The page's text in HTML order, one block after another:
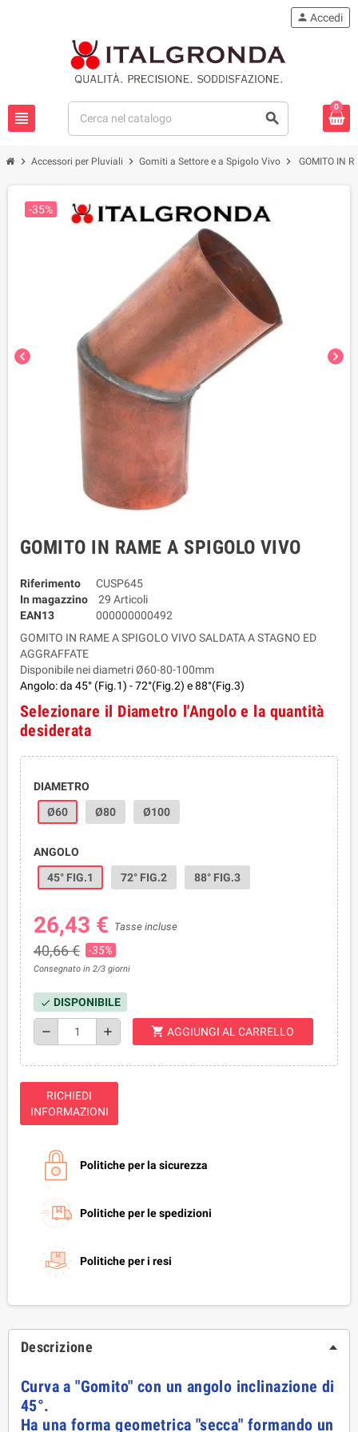
view_headline search
person Accedi
0
chevron_right Accessori per Pluviali chevron_right Gomiti a Settore e a Spigolo Vivo chevron_right GOMITO IN
chevron_left chevron_right
-35%
GOMITO IN RAME A SPIGOLO VIVO
Riferimento
CUSP645
In magazzino
29 Articoli
EAN13
000000000492
GOMITO IN RAME A SPIGOLO VIVO SALDATA A STAGNO ED
AGGRAFFATE
Disponibile nei diametri Ø60-80-100mm
Angolo: da 45° (Fig.1) - 72°(Fig.2) e 88°(Fig.3)
Selezionare il Diametro l'Angolo e la quantità
desiderata
DIAMETRO
Ø60
Ø80 Ø100
ANGOLO
45° FIG.1
72° FIG.2 88° FIG.3
26,43 € Tasse incluse
40,66 € -35%
Consegnato in 2/3 giorni
check DISPONIBILE
remove add shopping_cart AGGIUNGI AL CARRELLO
RICHIEDI
INFORMAZIONI
Politiche per la sicurezza
Politiche per le spedizioni
Politiche per i resi
Descrizione
Curva a "Gomito" con un angolo inclinazione di
45°.
Ha una forma geometrica "secca" formando un